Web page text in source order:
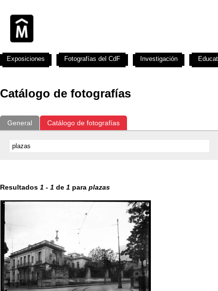
Catálogo de fotografías
General Catálogo de fotografías
Resultados 1 - 1 de 1 para plazas
Exposiciones Fotografías del CdF Investigación